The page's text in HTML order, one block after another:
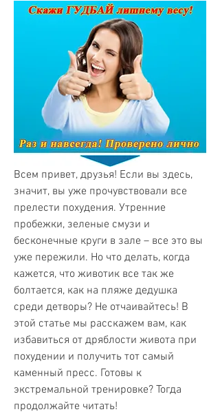
Всем привет, друзья! Если вы здесь,
значит, вы уже прочувствовали все
прелести похудения. Утренние
пробежки, зеленые смузи и
бесконечные круги в зале – все это вы
уже пережили. Но что делать, когда
кажется, что животик все так же
болтается, как на пляже дедушка
среди детворы? Не отчаивайтесь! В
этой статье мы расскажем вам, как
избавиться от дряблости живота при
похудении и получить тот самый
каменный пресс. Готовы к
экстремальной тренировке? Тогда
продолжайте читать!